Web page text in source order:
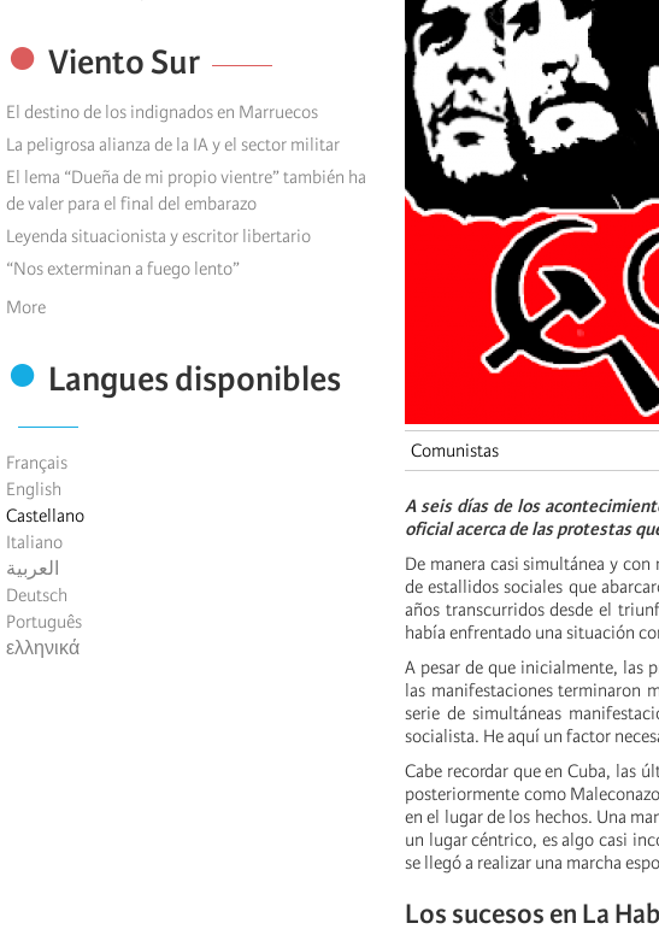
Viento Sur
El destino de los indignados en Marruecos
La peligrosa alianza de la IA y el sector militar
El lema “Dueña de mi propio vientre” también ha
de valer para el final del embarazo
Leyenda situacionista y escritor libertario
“Nos exterminan a fuego lento”
More
Langues disponibles
Français
English
Castellano
Italiano
العربية
Deutsch
Português
ελληνικά
Comunistas
A seis días de los
oficial acerca de las protestas
De manera casi simultánea y
de estallidos sociales que
años transcurridos desde el
había enfrentado una situación
A pesar de que inicialmente, las
las manifestaciones terminaron
serie de simultáneas
socialista. He aquí un factor
Cabe recordar que en Cuba, las
posteriormente como
en el lugar de los hechos. Una
un lugar céntrico, es algo casi
se llegó a realizar una marcha
Los sucesos en La